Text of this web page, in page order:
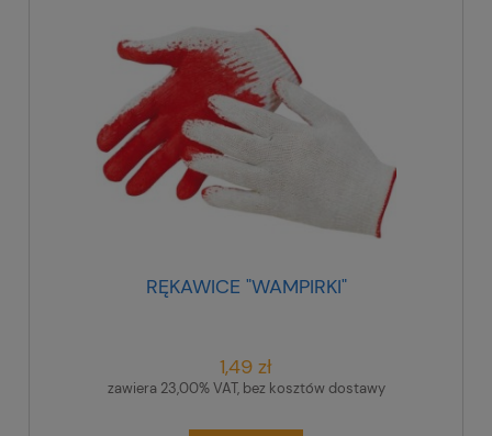
RĘKAWICE "WAMPIRKI"
1,49 zł
zawiera 23,00% VAT, bez kosztów dostawy